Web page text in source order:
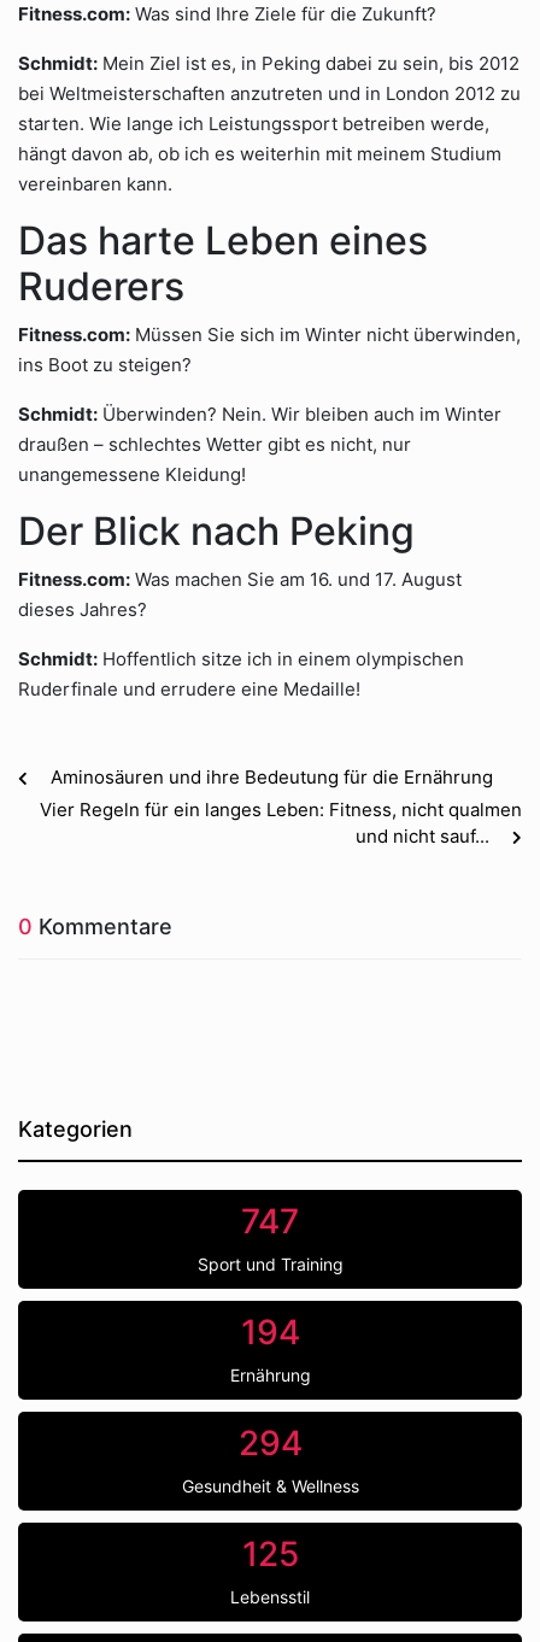
Fitness.com: Was sind Ihre Ziele für die Zukunft?
Schmidt: Mein Ziel ist es, in Peking dabei zu sein, bis 2012
bei Weltmeisterschaften anzutreten und in London 2012 zu
starten. Wie lange ich Leistungssport betreiben werde,
hängt davon ab, ob ich es weiterhin mit meinem Studium
vereinbaren kann.
Das harte Leben eines
Ruderers
Fitness.com: Müssen Sie sich im Winter nicht überwinden,
ins Boot zu steigen?
Schmidt: Überwinden? Nein. Wir bleiben auch im Winter
draußen – schlechtes Wetter gibt es nicht, nur
unangemessene Kleidung!
Der Blick nach Peking
Fitness.com: Was machen Sie am 16. und 17. August
dieses Jahres?
Schmidt: Hoffentlich sitze ich in einem olympischen
Ruderfinale und errudere eine Medaille!
Aminosäuren und ihre Bedeutung für die Ernährung
Vier Regeln für ein langes Leben: Fitness, nicht qualmen
und nicht sauf...
0 Kommentare
Kategorien
747
Sport und Training
194
Ernährung
294
Gesundheit & Wellness
125
Lebensstil